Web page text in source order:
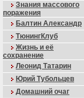
Знания массового
поражения
Балтин Александр
ТюнингКлуб
Жизнь и её
сохранение
Леонид Татарин
Юрий Тубольцев
Домашний очаг